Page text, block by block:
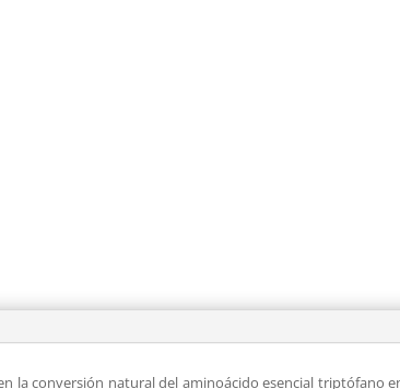
la conversión natural del aminoácido esencial triptófano